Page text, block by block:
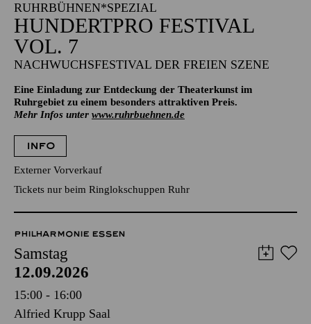
RUHRBÜHNEN*SPEZIAL
HUNDERTPRO FESTIVAL
VOL. 7
NACHWUCHSFESTIVAL DER FREIEN SZENE
Eine Einladung zur Entdeckung der Theaterkunst im
Ruhrgebiet zu einem besonders attraktiven Preis.
Mehr Infos unter www.ruhrbuehnen.de
INFO
Externer Vorverkauf
Tickets nur beim Ringlokschuppen Ruhr
PHILHARMONIE ESSEN
Samstag
12.09.2026
15:00 - 16:00
Alfried Krupp Saal